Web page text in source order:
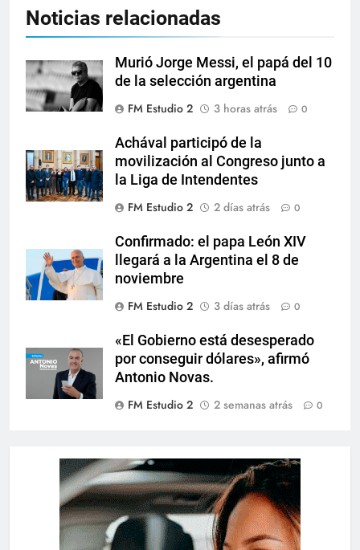
Noticias relacionadas
Murió Jorge Messi, el papá del 10
de la selección argentina
FM Estudio 2
3 horas atrás 0
Achával participó de la
movilización al Congreso junto a
la Liga de Intendentes
FM Estudio 2
2 días atrás 0
Confirmado: el papa León XIV
llegará a la Argentina el 8 de
noviembre
FM Estudio 2
3 días atrás 0
«El Gobierno está desesperado
por conseguir dólares», afirmó
Antonio Novas.
FM Estudio 2
2 semanas atrás 0